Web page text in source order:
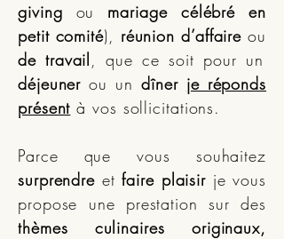
giving ou mariage célébré en
petit comité), réunion d’affaireou
de travail, que ce soit pour un
déjeunerou undîner je réponds
présent à vos sollicitations.
Parce que vous souhaitez
surprendre etfaire plaisir je vous
propose une prestation sur des
thèmes culinaires originaux,